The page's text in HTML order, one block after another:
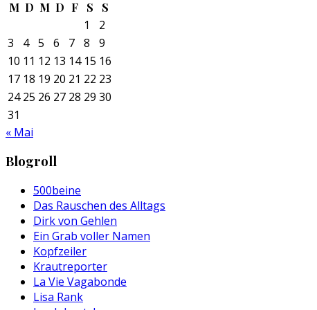
M D M D F S S
1
2
3
4 5 6 7 8
9
10 11 12 13 14 15 16
17 18 19 20 21 22 23
24 25 26 27 28 29 30
31
« Mai
Blogroll
500beine
Das Rauschen des Alltags
Dirk von Gehlen
Ein Grab voller Namen
Kopfzeiler
Krautreporter
La Vie Vagabonde
Lisa Rank